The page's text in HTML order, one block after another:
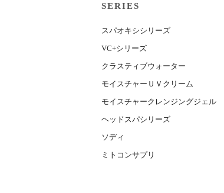
SERIES
スパオキシシリーズ
VC+シリーズ
クラスティブウォーター
モイスチャーＵＶクリーム
モイスチャークレンジングジェル
ヘッドスパシリーズ
ソディ
ミトコンサプリ